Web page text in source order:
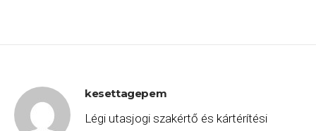
kesettagepem
Légi utasjogi szakértő és kártérítési